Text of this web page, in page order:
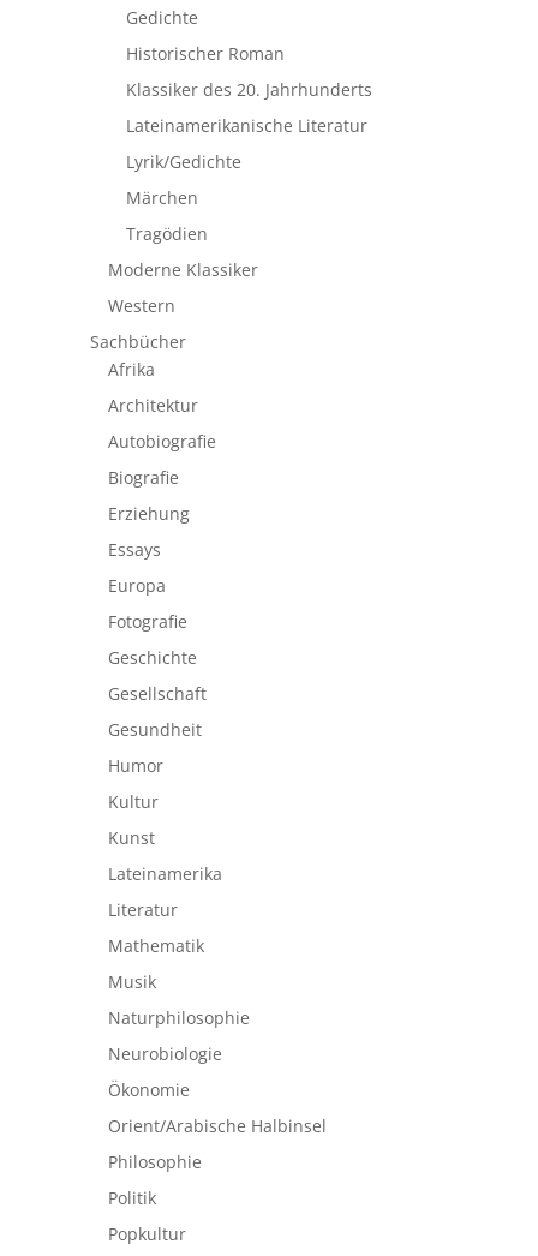
Gedichte
Historischer Roman
Klassiker des 20. Jahrhunderts
Lateinamerikanische Literatur
Lyrik/Gedichte
Märchen
Tragödien
Moderne Klassiker
Western
Sachbücher
Afrika
Architektur
Autobiografie
Biografie
Erziehung
Essays
Europa
Fotografie
Geschichte
Gesellschaft
Gesundheit
Humor
Kultur
Kunst
Lateinamerika
Literatur
Mathematik
Musik
Naturphilosophie
Neurobiologie
Ökonomie
Orient/Arabische Halbinsel
Philosophie
Politik
Popkultur